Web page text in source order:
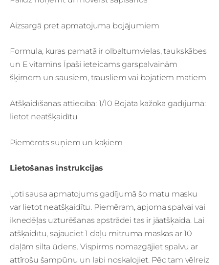
Aizsargā pret apmatojuma bojājumiem
Formula, kuras pamatā ir olbaltumvielas, taukskābes
un E vitamīns Īpaši ieteicams garspalvainām
šķirnēm un sausiem, trausliem vai bojātiem matiem
Atšķaidīšanas attiecība: 1/10 Bojāta kažoka gadījumā:
lietot neatšķaidītu
Piemērots suņiem un kaķiem
Lietošanas instrukcijas
Ļoti sausa apmatojums gadījumā šo matu masku
var lietot neatšķaidītu. Piemēram, apjoma spalvai vai
iknedēļas uzturēšanas apstrādei tas ir jāatšķaida. Lai
atšķaidītu, sajauciet 1 daļu mitruma maskas ar 10
daļām silta ūdens. Vispirms nomazgājiet spalvu ar
attīrošu šampūnu un labi noskalojiet. Pēc tam vēlreiz